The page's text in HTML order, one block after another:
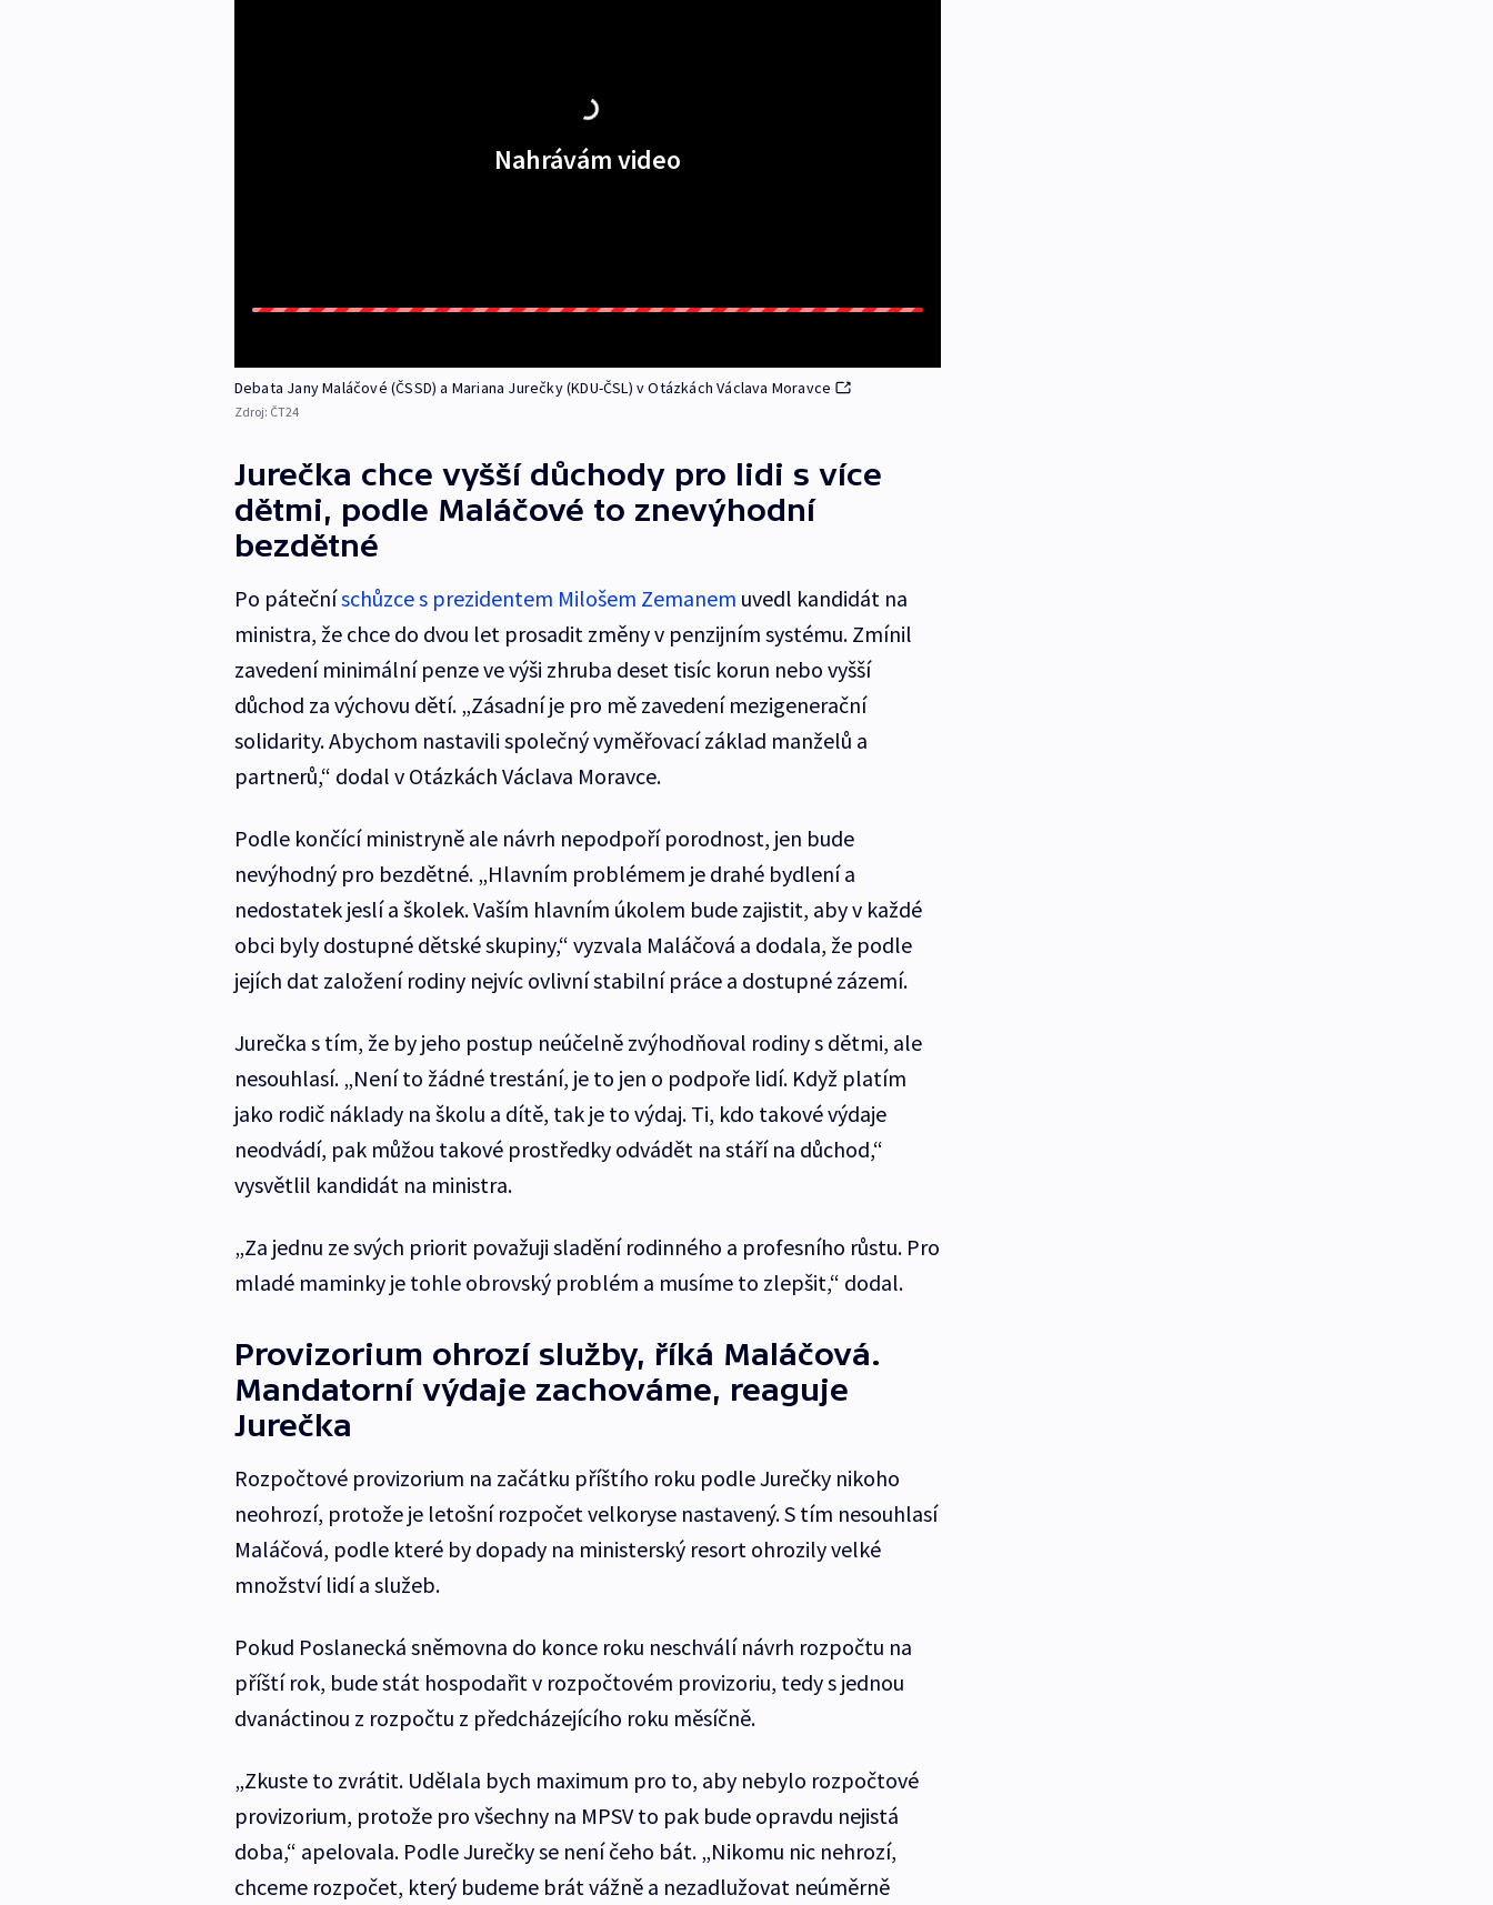
Nahrávám video
Debata Jany Maláčové (ČSSD) a Mariana Jurečky (KDU-ČSL) v Otázkách Václava Moravce
Zdroj: ČT24
Jurečka chce vyšší důchody pro lidi s více
dětmi, podle Maláčové to znevýhodní
bezdětné
Po pátečníschůzce s prezidentem Milošem Zemanem uvedl kandidát na
ministra, že chce do dvou let prosadit změny v penzijním systému. Zmínil
zavedení minimální penze ve výši zhruba deset tisíc korun nebo vyšší
důchod za výchovu dětí. „Zásadní je pro mě zavedení mezigenerační
solidarity. Abychom nastavili společný vyměřovací základ manželů a
partnerů,“ dodal v Otázkách Václava Moravce.
Podle končící ministryně ale návrh nepodpoří porodnost, jen bude
nevýhodný pro bezdětné. „Hlavním problémem je drahé bydlení a
nedostatek jeslí a školek. Vaším hlavním úkolem bude zajistit, aby v každé
obci byly dostupné dětské skupiny,“ vyzvala Maláčová a dodala, že podle
jejích dat založení rodiny nejvíc ovlivní stabilní práce a dostupné zázemí.
Jurečka s tím, že by jeho postup neúčelně zvýhodňoval rodiny s dětmi, ale
nesouhlasí. „Není to žádné trestání, je to jen o podpoře lidí. Když platím
jako rodič náklady na školu a dítě, tak je to výdaj. Ti, kdo takové výdaje
neodvádí, pak můžou takové prostředky odvádět na stáří na důchod,“
vysvětlil kandidát na ministra.
„Za jednu ze svých priorit považuji sladění rodinného a profesního růstu. Pro
mladé maminky je tohle obrovský problém a musíme to zlepšit,“ dodal.
Provizorium ohrozí služby, říká Maláčová.
Mandatorní výdaje zachováme, reaguje
Jurečka
Rozpočtové provizorium na začátku příštího roku podle Jurečky nikoho
neohrozí, protože je letošní rozpočet velkoryse nastavený. S tím nesouhlasí
Maláčová, podle které by dopady na ministerský resort ohrozily velké
množství lidí a služeb.
Pokud Poslanecká sněmovna do konce roku neschválí návrh rozpočtu na
příští rok, bude stát hospodařit v rozpočtovém provizoriu, tedy s jednou
dvanáctinou z rozpočtu z předcházejícího roku měsíčně.
„Zkuste to zvrátit. Udělala bych maximum pro to, aby nebylo rozpočtové
provizorium, protože pro všechny na MPSV to pak bude opravdu nejistá
doba,“ apelovala. Podle Jurečky se není čeho bát. „Nikomu nic nehrozí,
chceme rozpočet, který budeme brát vážně a nezadlužovat neúměrně